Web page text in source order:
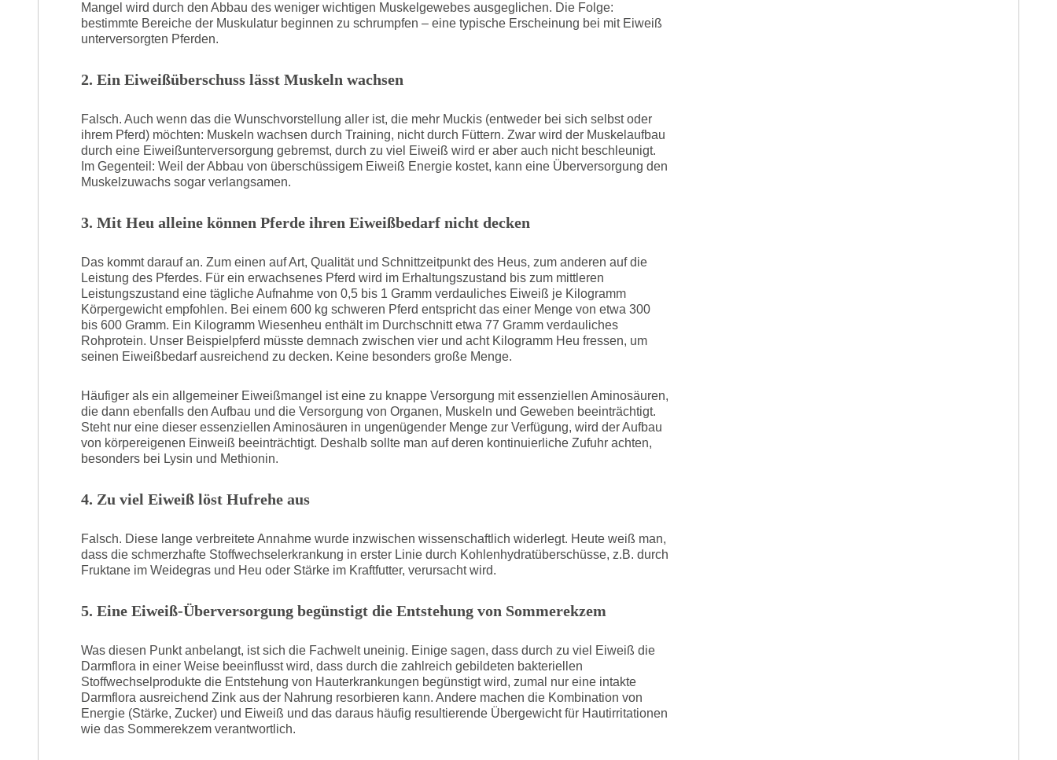
Mangel wird durch den Abbau des weniger wichtigen Muskelgewebes ausgeglichen. Die Folge:
bestimmte Bereiche der Muskulatur beginnen zu schrumpfen – eine typische Erscheinung bei mit Eiweiß
unterversorgten Pferden.
2. Ein Eiweißüberschuss lässt Muskeln wachsen
Falsch. Auch wenn das die Wunschvorstellung aller ist, die mehr Muckis (entweder bei sich selbst oder
ihrem Pferd) möchten: Muskeln wachsen durch Training, nicht durch Füttern. Zwar wird der Muskelaufbau
durch eine Eiweißunterversorgung gebremst, durch zu viel Eiweiß wird er aber auch nicht beschleunigt.
Im Gegenteil: Weil der Abbau von überschüssigem Eiweiß Energie kostet, kann eine Überversorgung den
Muskelzuwachs sogar verlangsamen.
3. Mit Heu alleine können Pferde ihren Eiweißbedarf nicht decken
Das kommt darauf an. Zum einen auf Art, Qualität und Schnittzeitpunkt des Heus, zum anderen auf die
Leistung des Pferdes. Für ein erwachsenes Pferd wird im Erhaltungszustand bis zum mittleren
Leistungszustand eine tägliche Aufnahme von 0,5 bis 1 Gramm verdauliches Eiweiß je Kilogramm
Körpergewicht empfohlen. Bei einem 600 kg schweren Pferd entspricht das einer Menge von etwa 300
bis 600 Gramm. Ein Kilogramm Wiesenheu enthält im Durchschnitt etwa 77 Gramm verdauliches
Rohprotein. Unser Beispielpferd müsste demnach zwischen vier und acht Kilogramm Heu fressen, um
seinen Eiweißbedarf ausreichend zu decken. Keine besonders große Menge.
Häufiger als ein allgemeiner Eiweißmangel ist eine zu knappe Versorgung mit essenziellen Aminosäuren,
die dann ebenfalls den Aufbau und die Versorgung von Organen, Muskeln und Geweben beeinträchtigt.
Steht nur eine dieser essenziellen Aminosäuren in ungenügender Menge zur Verfügung, wird der Aufbau
von körpereigenen Einweiß beeinträchtigt. Deshalb sollte man auf deren kontinuierliche Zufuhr achten,
besonders bei Lysin und Methionin.
4. Zu viel Eiweiß löst Hufrehe aus
Falsch. Diese lange verbreitete Annahme wurde inzwischen wissenschaftlich widerlegt. Heute weiß man,
dass die schmerzhafte Stoffwechselerkrankung in erster Linie durch Kohlenhydratüberschüsse, z.B. durch
Fruktane im Weidegras und Heu oder Stärke im Kraftfutter, verursacht wird.
5. Eine Eiweiß-Überversorgung begünstigt die Entstehung von Sommerekzem
Was diesen Punkt anbelangt, ist sich die Fachwelt uneinig. Einige sagen, dass durch zu viel Eiweiß die
Darmflora in einer Weise beeinflusst wird, dass durch die zahlreich gebildeten bakteriellen
Stoffwechselprodukte die Entstehung von Hauterkrankungen begünstigt wird, zumal nur eine intakte
Darmflora ausreichend Zink aus der Nahrung resorbieren kann. Andere machen die Kombination von
Energie (Stärke, Zucker) und Eiweiß und das daraus häufig resultierende Übergewicht für Hautirritationen
wie das Sommerekzem verantwortlich.